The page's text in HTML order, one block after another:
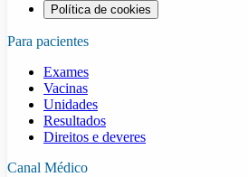
Política de cookies
Para pacientes
Exames
Vacinas
Unidades
Resultados
Direitos e deveres
Canal Médico